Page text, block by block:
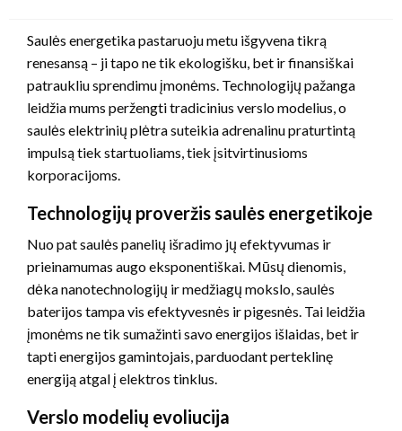
Saulės energetika pastaruoju metu išgyvena tikrą
renesansą – ji tapo ne tik ekologišku, bet ir finansiškai
patraukliu sprendimu įmonėms. Technologijų pažanga
leidžia mums peržengti tradicinius verslo modelius, o
saulės elektrinių plėtra suteikia adrenalinu praturtintą
impulsą tiek startuoliams, tiek įsitvirtinusioms
korporacijoms.
Technologijų proveržis saulės energetikoje
Nuo pat saulės panelių išradimo jų efektyvumas ir
prieinamumas augo eksponentiškai. Mūsų dienomis,
dėka nanotechnologijų ir medžiagų mokslo, saulės
baterijos tampa vis efektyvesnės ir pigesnės. Tai leidžia
įmonėms ne tik sumažinti savo energijos išlaidas, bet ir
tapti energijos gamintojais, parduodant perteklinę
energiją atgal į elektros tinklus.
Verslo modelių evoliucija